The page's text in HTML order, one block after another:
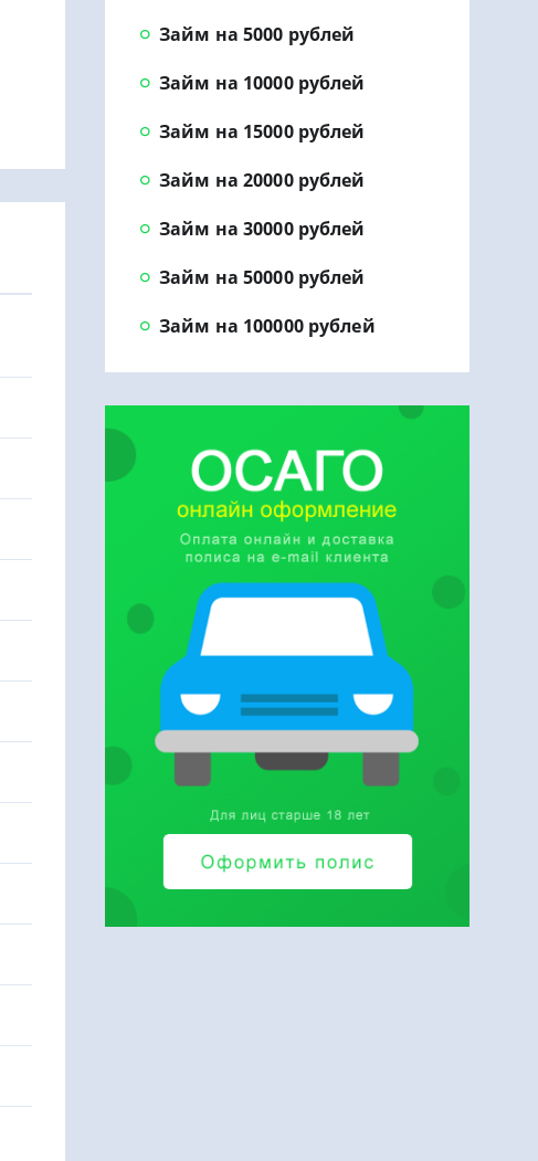
Займ на 5000 рублей
Займ на 10000 рублей
Займ на 15000 рублей
Займ на 20000 рублей
Займ на 30000 рублей
Займ на 50000 рублей
Займ на 100000 рублей